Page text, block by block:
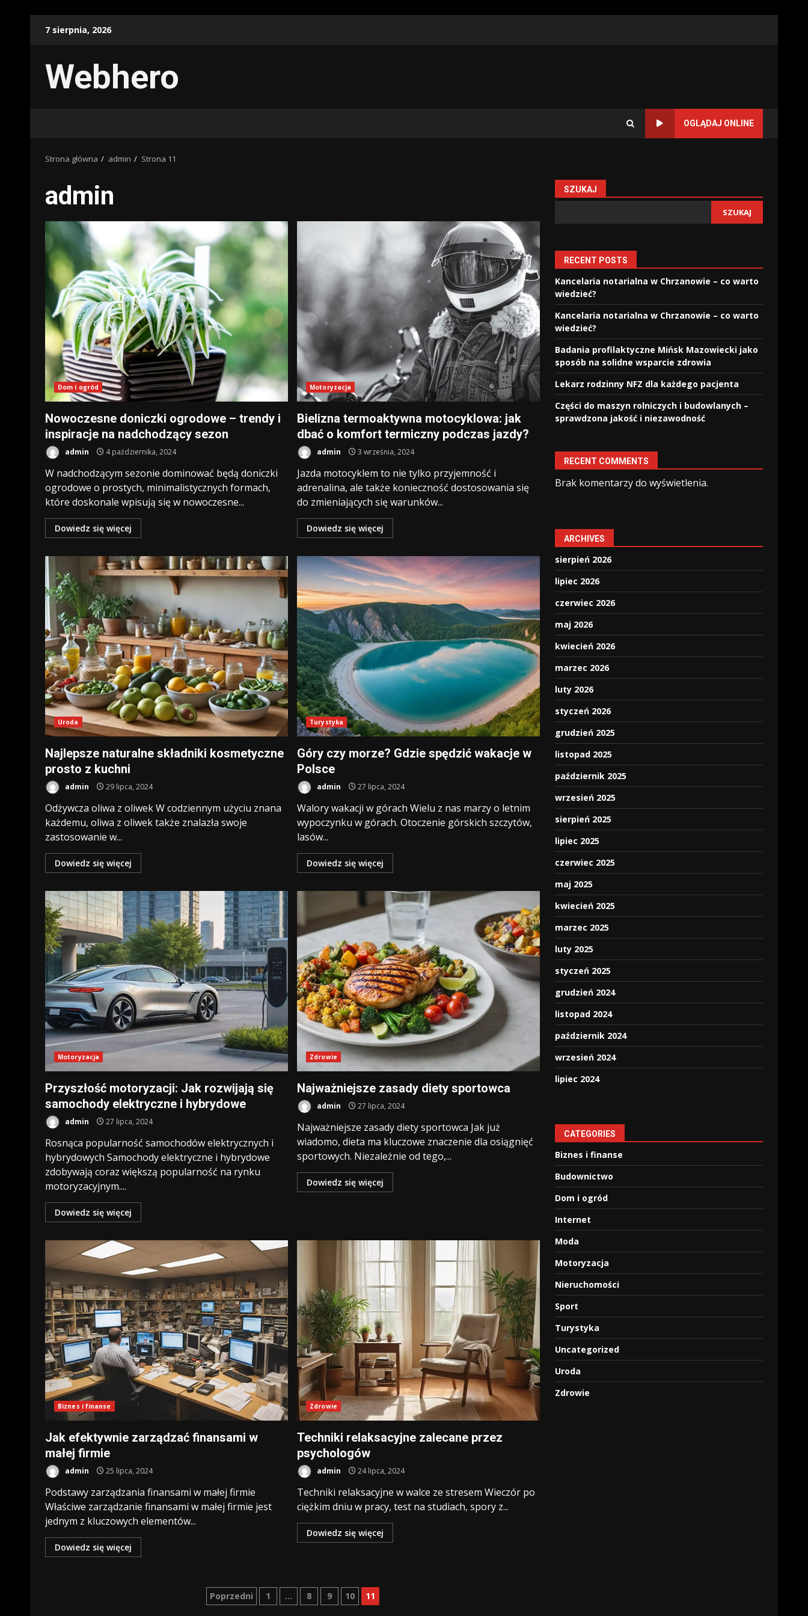
7 sierpnia, 2026
Webhero
OGLĄDAJ ONLINE
Strona główna admin Strona 11
admin
Dom i ogród
Nowoczesne doniczki ogrodowe – trendy i
inspiracje na nadchodzący sezon
admin 4 października, 2024
W nadchodzącym sezonie dominować będą doniczki
ogrodowe o prostych, minimalistycznych formach,
które doskonale wpisują się w nowoczesne...
Dowiedz się więcej
Motoryzacja
Bielizna termoaktywna motocyklowa: jak
dbać o komfort termiczny podczas jazdy?
admin 3 września, 2024
Jazda motocyklem to nie tylko przyjemność i
adrenalina, ale także konieczność dostosowania się
do zmieniających się warunków...
Dowiedz się więcej
Uroda
Najlepsze naturalne składniki kosmetyczne
prosto z kuchni
admin 29 lipca, 2024
Odżywcza oliwa z oliwek W codziennym użyciu znana
każdemu, oliwa z oliwek także znalazła swoje
zastosowanie w...
Dowiedz się więcej
Turystyka
Góry czy morze? Gdzie spędzić wakacje w
Polsce
admin 27 lipca, 2024
Walory wakacji w górach Wielu z nas marzy o letnim
wypoczynku w górach. Otoczenie górskich szczytów,
lasów...
Dowiedz się więcej
Motoryzacja
Przyszłość motoryzacji: Jak rozwijają się
samochody elektryczne i hybrydowe
admin 27 lipca, 2024
Rosnąca popularność samochodów elektrycznych i
hybrydowych Samochody elektryczne i hybrydowe
zdobywają coraz większą popularność na rynku
motoryzacyjnym....
Dowiedz się więcej
Zdrowie
Najważniejsze zasady diety sportowca
admin 27 lipca, 2024
Najważniejsze zasady diety sportowca Jak już
wiadomo, dieta ma kluczowe znaczenie dla osiągnięć
sportowych. Niezależnie od tego,...
Dowiedz się więcej
Biznes i finanse
Jak efektywnie zarządzać finansami w
małej firmie
admin 25 lipca, 2024
Podstawy zarządzania finansami w małej firmie
Właściwe zarządzanie finansami w małej firmie jest
jednym z kluczowych elementów...
Dowiedz się więcej
Zdrowie
Techniki relaksacyjne zalecane przez
psychologów
admin 24 lipca, 2024
Techniki relaksacyjne w walce ze stresem Wieczór po
ciężkim dniu w pracy, test na studiach, spory z...
Dowiedz się więcej
Stronicowanie
Poprzedni 1 … 8 9 10 11
SZUKAJ
SZUKAJ
RECENT POSTS
Kancelaria notarialna w Chrzanowie – co warto
wiedzieć?
Kancelaria notarialna w Chrzanowie – co warto
wiedzieć?
Badania profilaktyczne Mińsk Mazowiecki jako
sposób na solidne wsparcie zdrowia
Lekarz rodzinny NFZ dla każdego pacjenta
Części do maszyn rolniczych i budowlanych –
sprawdzona jakość i niezawodność
RECENT COMMENTS
Brak komentarzy do wyświetlenia.
ARCHIVES
sierpień 2026
lipiec 2026
czerwiec 2026
maj 2026
kwiecień 2026
marzec 2026
luty 2026
styczeń 2026
grudzień 2025
listopad 2025
październik 2025
wrzesień 2025
sierpień 2025
lipiec 2025
czerwiec 2025
maj 2025
kwiecień 2025
marzec 2025
luty 2025
styczeń 2025
grudzień 2024
listopad 2024
październik 2024
wrzesień 2024
lipiec 2024
CATEGORIES
Biznes i finanse
Budownictwo
Dom i ogród
Internet
Moda
Motoryzacja
Nieruchomości
Sport
Turystyka
Uncategorized
Uroda
Zdrowie